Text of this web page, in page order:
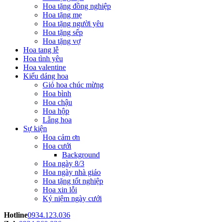
Hoa tặng đồng nghiệp
Hoa tặng mẹ
Hoa tặng người yêu
Hoa tặng sếp
Hoa tặng vợ
Hoa tang lễ
Hoa tình yêu
Hoa valentine
Kiểu dáng hoa
Giỏ hoa chúc mừng
Hoa bình
Hoa chậu
Hoa hộp
Lẵng hoa
Sự kiện
Hoa cảm ơn
Hoa cưới
Background
Hoa ngày 8/3
Hoa ngày nhà giáo
Hoa tặng tốt nghiệp
Hoa xin lỗi
Kỷ niệm ngày cưới
Hotline0934.123.036